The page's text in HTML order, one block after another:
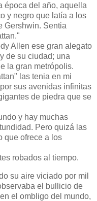
época del año, aquella
y negro que latía a los
Gershwin. Sentia
Allen ese gran alegato
de su ciudad; una
la gran metrópolis.
las tenia en mi
sus avenidas infinitas
de piedra que se
y hay muchas
Pero quizá las
que ofrece a los
robados al tiempo.
su aire viciado por mil
el bullicio de
el ombligo del mundo,